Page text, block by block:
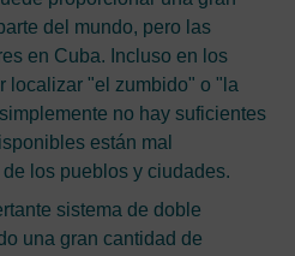
del mundo, pero las
en Cuba. Incluso en los
localizar "el zumbido" o "la
no hay suficientes
están mal
los pueblos y ciudades.
sistema de doble
una gran cantidad de